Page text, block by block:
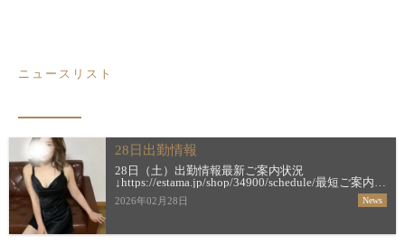
ニュースリスト
28日出勤情報
28日（土）出勤情報最新ご案内状況
↓https://estama.jp/shop/34900/schedule/最短ご案内時
間＆お店からの新着メッセージ
↓https://estama.jp/shop/34900/&nbs […]
2026年02月28日 News